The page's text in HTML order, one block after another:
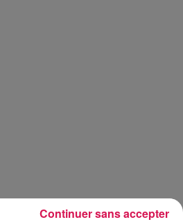
Continuer sans accepter